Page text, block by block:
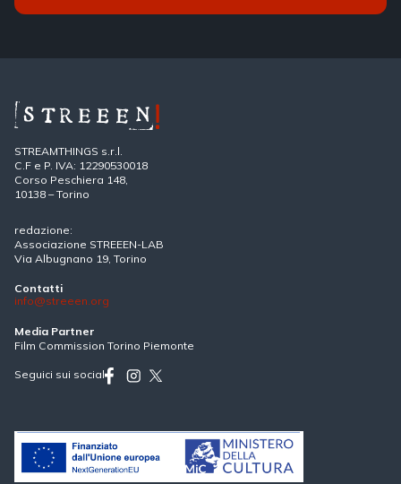
STREAMTHINGS s.r.l.
C.F e P. IVA: 12290530018
Corso Peschiera 148,
10138 – Torino
redazione:
Associazione STREEEN-LAB
Via Albugnano 19, Torino
Contatti
info@streeen.org
Media Partner
Film Commission Torino Piemonte
Seguici sui social